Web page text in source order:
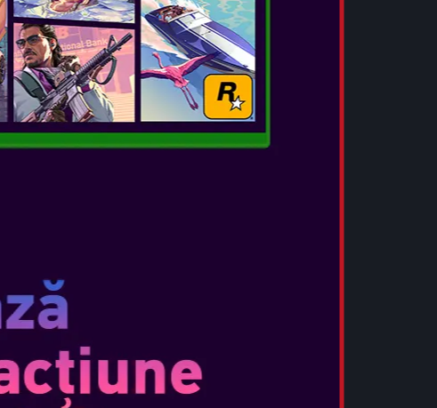
Deluxe conținând același joc de bază ca și ediția
exclusiv de cinci costume, patru skin-uri pentru arme,
talismane pentru arme și multe altele! În plus,
Evil Requiem ca niciodată până acum cu ediția
Steelbook care include jocul complet și conținutul
– Întâlnește-o pe Grace Ashcroft, o analistă de
și ușor de speriat, reprezentând un nou tip de
vor putea comuta liber între perspectiva la
a treia pe parcursul jocului. Experimentează
cu un gameplay tensionat și realist în
experiență de joc mai plină de acțiune.
– Ca o celebrare a introducerii Capcom în Epic
achiziționează Resident Evil Requiem prin